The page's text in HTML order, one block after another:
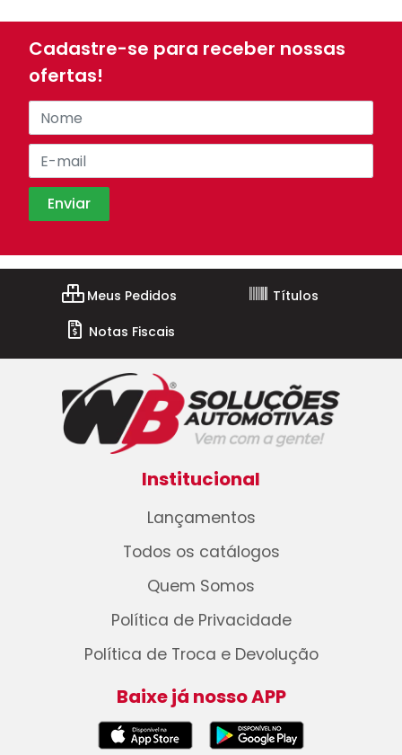
Cadastre-se para receber nossas
ofertas!
Meus Pedidos
Títulos
Notas Fiscais
Institucional
Lançamentos
Todos os catálogos
Quem Somos
Política de Privacidade
Política de Troca e Devolução
Baixe já nosso APP